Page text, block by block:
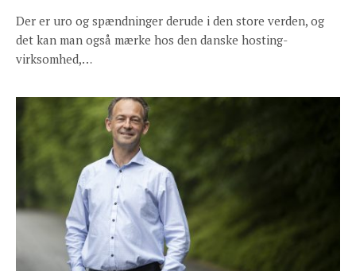
Der er uro og spændninger derude i den store verden, og
det kan man også mærke hos den danske hosting-
virksomhed,…